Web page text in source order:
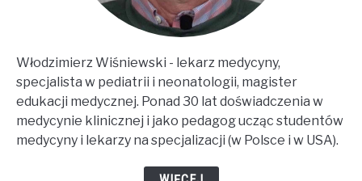
Włodzimierz Wiśniewski - lekarz medycyny,
specjalista w pediatrii i neonatologii, magister
edukacji medycznej. Ponad 30 lat doświadczenia w
medycynie klinicznej i jako pedagog ucząc studentów
medycyny i lekarzy na specjalizacji (w Polsce i w USA).